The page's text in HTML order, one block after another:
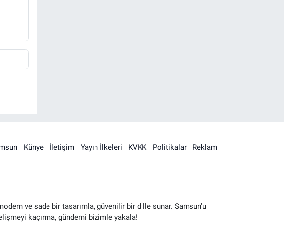
Künye İletişim Yayın İlkeleri KVKK Politikalar Reklam
ve sade bir tasarımla, güvenilir bir dille sunar. Samsun’u
kaçırma, gündemi bizimle yakala!